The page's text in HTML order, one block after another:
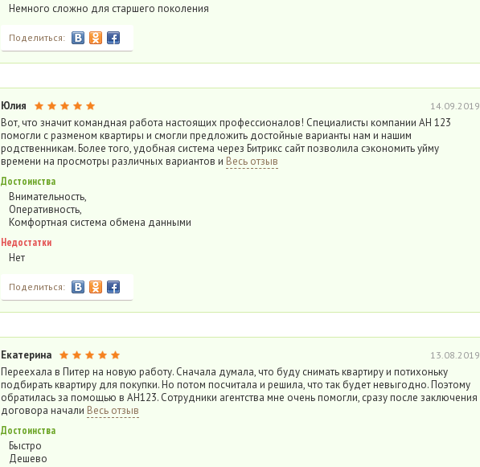
Немного сложно для старшего поколения
Поделиться:
Юлия 14.09.2019
Вот, что значит командная работа настоящих профессионалов! Специалисты компании АН 123
помогли с разменом квартиры и смогли предложить достойные варианты нам и нашим
родственникам. Более того, удобная система через Битрикс сайт позволила сэкономить уйму
времени на просмотры различных вариантов и Весь отзыв
Достоинства
Внимательность,
Оперативность,
Комфортная система обмена данными
Недостатки
Нет
Поделиться:
Екатерина 13.08.2019
Переехала в Питер на новую работу. Сначала думала, что буду снимать квартиру и потихоньку
подбирать квартиру для покупки. Но потом посчитала и решила, что так будет невыгодно. Поэтому
обратилась за помощью в АН123. Сотрудники агентства мне очень помогли, сразу после заключения
договора начали Весь отзыв
Достоинства
Быстро
Дешево